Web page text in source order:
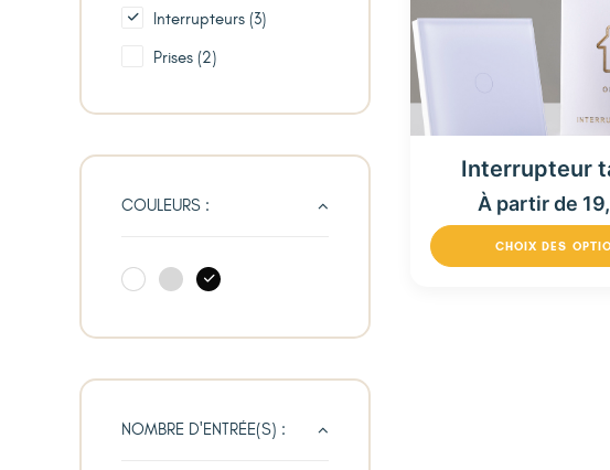
Interrupteurs (3)
Prises (2)
COULEURS :
NOMBRE D'ENTRÉE(S) :
Interrupteur
À partir de
CHOIX DES